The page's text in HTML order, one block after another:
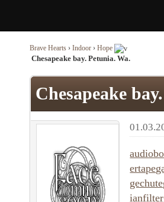
Brave Hearts › Indoor › Hope
Chesapeake bay. Petunia. Wa.
Chesapeake
ertape
gechute
ianfilter